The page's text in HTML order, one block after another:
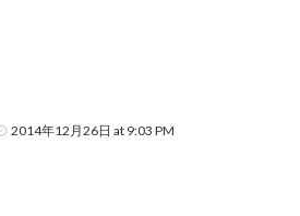
2014年12月26日 at 9:03 PM